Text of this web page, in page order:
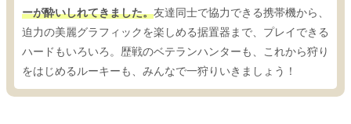
ーが酔いしれてきました。友達同士で協力できる携帯機から、
迫力の美麗グラフィックを楽しめる据置器まで、プレイできる
ハードもいろいろ。歴戦のベテランハンターも、これから狩り
をはじめるルーキーも、みんなで一狩りいきましょう！